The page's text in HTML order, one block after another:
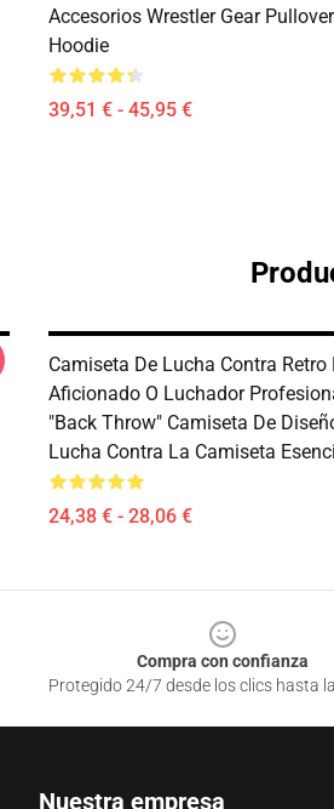
Accesorios Wrestler Gear Pullover
Hoodie
39,51 € - 45,95 €
Camiseta De Lucha Contra Retro
Aficionado O Luchador
"Back Throw" Camiseta De
Lucha Contra La Camiseta
24,38 € - 28,06 €
Compra con confianza
Protegido 24/7 desde los clics hasta
Nuestra empresa